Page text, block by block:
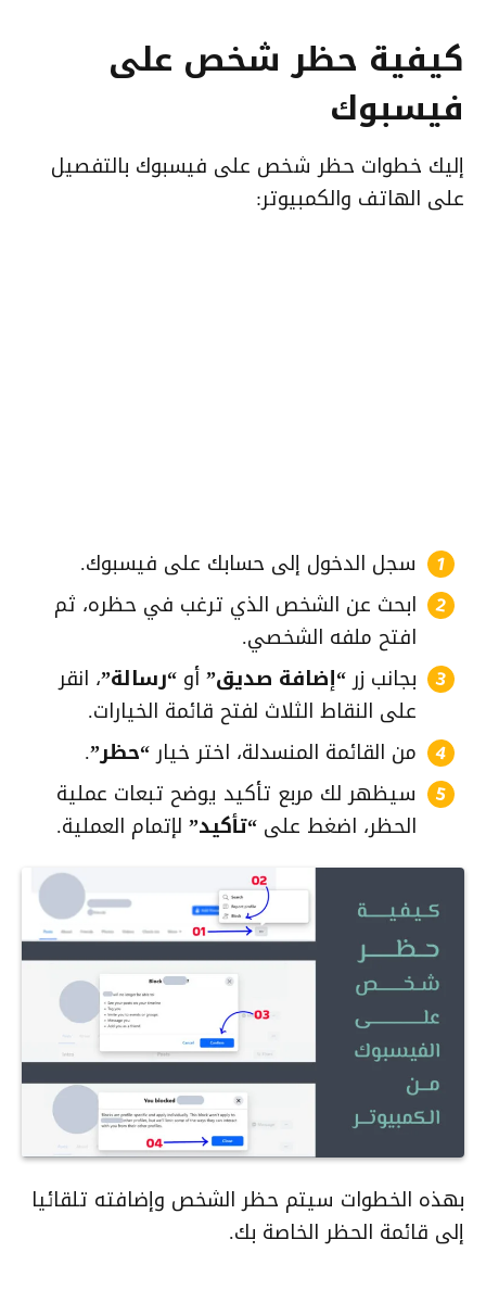
كيفية حظر شخص على
فيسبوك
إليك خطوات حظر شخص على فيسبوك بالتفصيل
على الهاتف والكمبيوتر:
سجل الدخول إلى حسابك على فيسبوك.
ابحث عن الشخص الذي ترغب في حظره، ثم
افتح ملفه الشخصي.
بجانب زر“إضافة صديق”أو “رسالة”، انقر
على النقاط الثلاث لفتح قائمة الخيارات.
من القائمة المنسدلة، اختر خيار“حظر”.
سيظهر لك مربع تأكيد يوضح تبعات عملية
الحظر، اضغط على “تأكيد”لإتمام العملية.
بهذه الخطوات سيتم حظر الشخص وإضافته تلقائيا
إلى قائمة الحظر الخاصة بك.